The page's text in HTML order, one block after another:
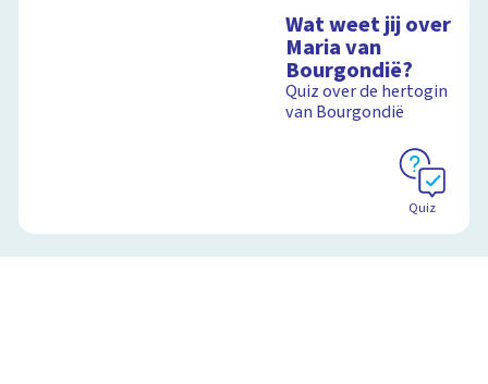
Wat weet jij over
Maria van
Bourgondië?
Quiz over de hertogin
van Bourgondië
Quiz